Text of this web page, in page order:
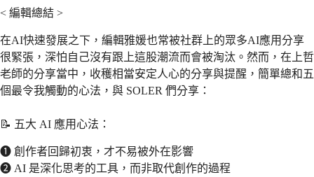
< 編輯總結 >
在AI快速發展之下，編輯雅媛也常被社群上的眾多AI應用分享
很緊張，深怕自己沒有跟上這股潮流而會被淘汰。然而，在上哲
老師的分享當中，收穫相當安定人心的分享與提醒，簡單總和五
個最令我觸動的心法，與 SOLER 們分享：
📝 五大 AI 應用心法：
❶ 創作者回歸初衷，才不易被外在影響
❷ AI 是深化思考的工具，而非取代創作的過程